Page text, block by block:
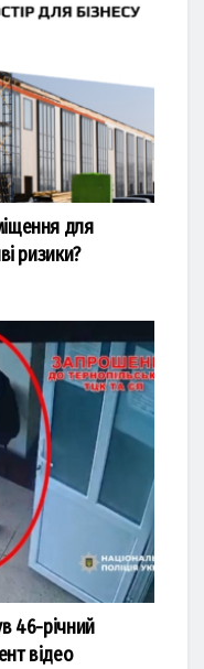
для
ризики?
46-річний
відео